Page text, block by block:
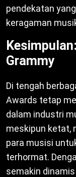
pendekatan
keragaman
Grammy
Di tengah
Awards tetap
dalam industri
meskipun ketat,
para musisi
terhormat.
semakin